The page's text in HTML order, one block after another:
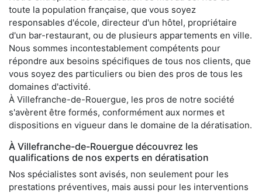
toute la population française, que vous soyez
responsables d'école, directeur d'un hôtel, propriétaire
d'un bar-restaurant, ou de plusieurs appartements en ville.
Nous sommes incontestablement compétents pour
répondre aux besoins spécifiques de tous nos clients, que
vous soyez des particuliers ou bien des pros de tous les
domaines d'activité.
À Villefranche-de-Rouergue, les pros de notre société
s'avèrent être formés, conformément aux normes et
dispositions en vigueur dans le domaine de la dératisation.
À Villefranche-de-Rouergue découvrez les
qualifications de nos experts en dératisation
Nos spécialistes sont avisés, non seulement pour les
prestations préventives, mais aussi pour les interventions